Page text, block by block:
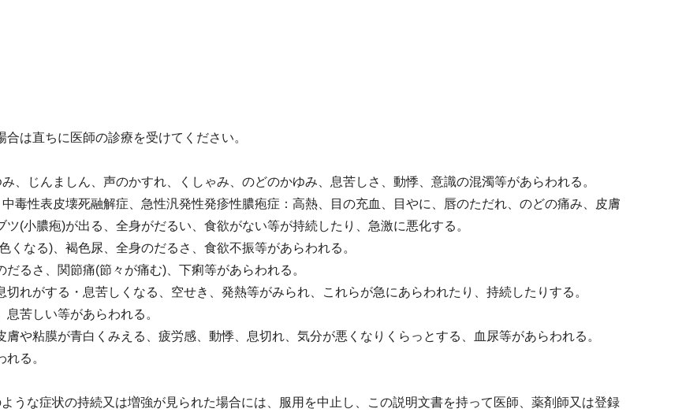
は直ちに医師の診療を受けてください。
、じんましん、声のかすれ、くしゃみ、のどのかゆみ、息苦しさ、動悸、意識の混濁等があらわれる。
毒性表皮壊死融解症、急性汎発性発疹性膿疱症：高熱、目の充血、目やに、唇のただれ、のどの痛み、皮膚
(小膿疱)が出る、全身がだるい、食欲がない等が持続したり、急激に悪化する。
なる)、褐色尿、全身のだるさ、食欲不振等があらわれる。
るさ、関節痛(節々が痛む)、下痢等があらわれる。
れがする・息苦しくなる、空せき、発熱等がみられ、これらが急にあらわれたり、持続したりする。
苦しい等があらわれる。
や粘膜が青白くみえる、疲労感、動悸、息切れ、気分が悪くなりくらっとする、血尿等があらわれる。
る。
うな症状の持続又は増強が見られた場合には、服用を中止し、この説明文書を持って医師、薬剤師又は登録